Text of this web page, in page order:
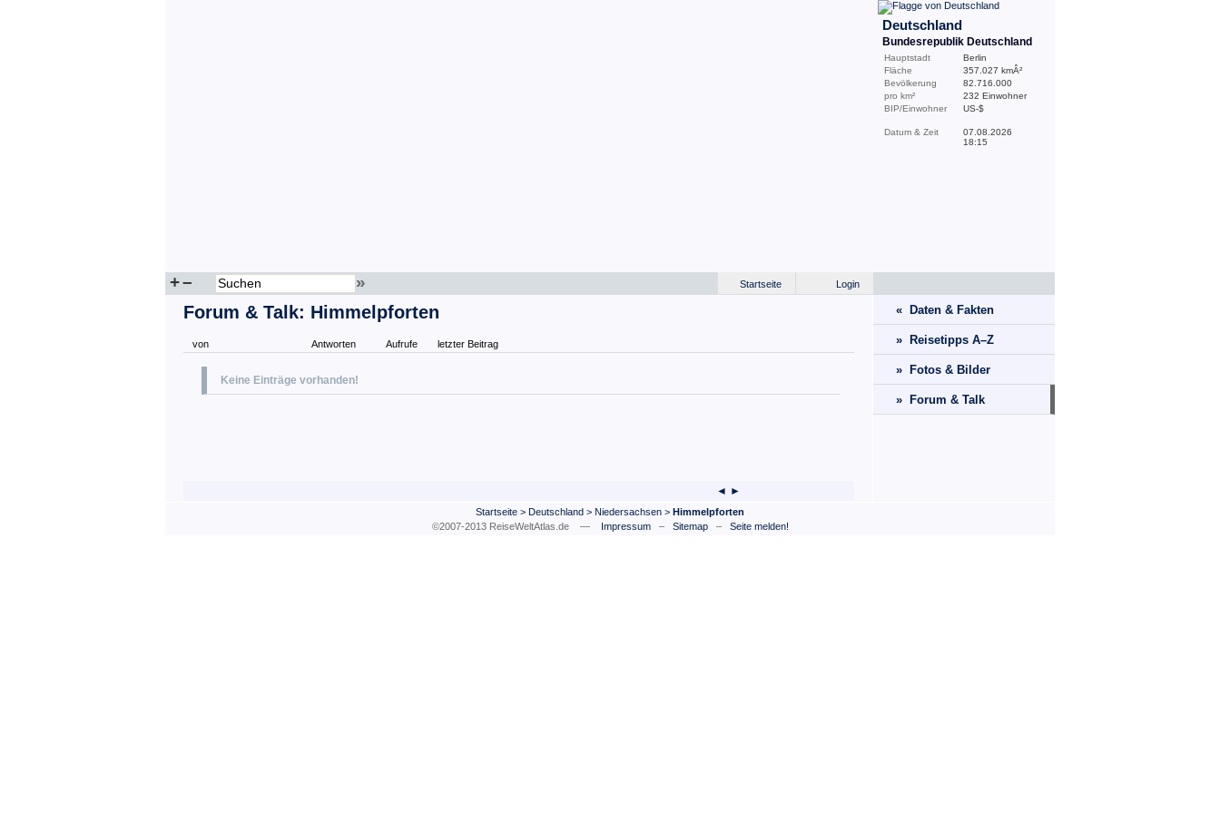
Deutschland
Bundesrepublik Deutschland
Hauptstadt
Berlin
Fläche
357.027 kmÂ²
Bevölkerung
82.716.000
pro km²
232 Einwohner
BIP/Einwohner
US-$
Datum & Zeit
07.08.2026
18:15
+– » Login
Startseite
Forum & Talk: Himmelpforten
von Antworten Aufrufe letzter Beitrag
Keine Einträge vorhanden!
◄ ►
« Daten & Fakten
» Reisetipps A–Z
» Fotos & Bilder
» Forum & Talk
Startseite > Deutschland > Niedersachsen > Himmelpforten
©2007-2013 ReiseWeltAtlas.de —
Impressum– Sitemap– Seite melden!